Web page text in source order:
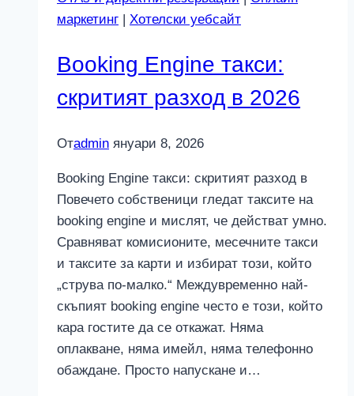
маркетинг | Хотелски уебсайт
Booking Engine такси:
скритият разход в 2026
Отadmin януари 8, 2026
Booking Engine такси: скритият разход в
Повечето собственици гледат таксите на
booking engine и мислят, че действат умно.
Сравняват комисионите, месечните такси
и таксите за карти и избират този, който
„струва по-малко.“ Междувременно най-
скъпият booking engine често е този, който
кара гостите да се откажат. Няма
оплакване, няма имейл, няма телефонно
обаждане. Просто напускане и…